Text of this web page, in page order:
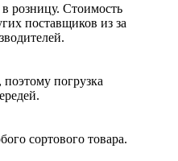
розницу. Стоимость
поставщиков из за
погрузка
сортового товара.